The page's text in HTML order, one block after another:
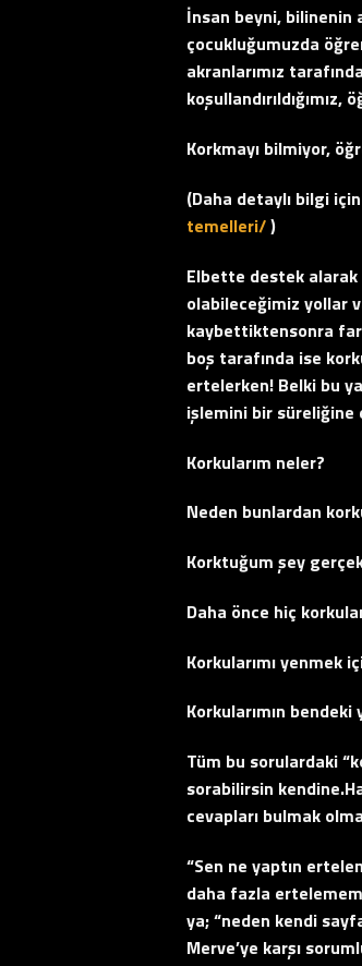
İnsan beyni, bilinenin
çocukluğumuzda
akranlarımız
Korkmayı bilmiyor,
(Daha detaylı bilgi
temelleri/)
Elbette destek alarak
olabileceğimiz yollar
kaybettiktensonra
boş tarafında ise
ertelerken! Belki bu
işlemini bir süreliğine
Korkularım neler?
Neden bunlardan
Korktuğum şey
Daha önce hiç
Korkularımı yenmek
Korkularımın bendeki
Tüm bu sorulardaki
sorabilirsin
cevapları bulmak
“Sen ne yaptın
daha fazla
ya; “neden kendi
Merve’ye karşı